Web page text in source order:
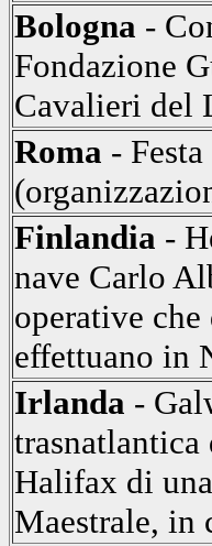
Bologna -
Fondazione
Cavalieri del
Roma -
Finlandia -
nave Carlo
operative
effettuano in
Irlanda -
Halifax di
Maestrale, in